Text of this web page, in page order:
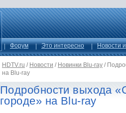
Форум Это интересно Новости
HDTV.ru / Новости / Новинки Blu-ray /
на Blu-ray
Подробности выхода
городе» на Blu-ray